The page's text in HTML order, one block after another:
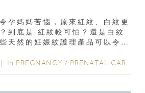
孕媽媽苦惱，原來紅紋、白紋更
到底是 紅紋較可怕？還是白紋
天然的妊娠紋護理產品可以令
In PREGNANCY / PRENATAL CARE